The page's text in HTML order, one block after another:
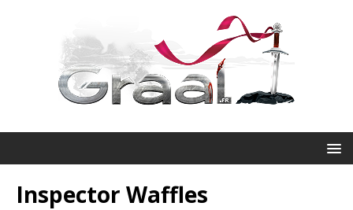
Inspector Waffles